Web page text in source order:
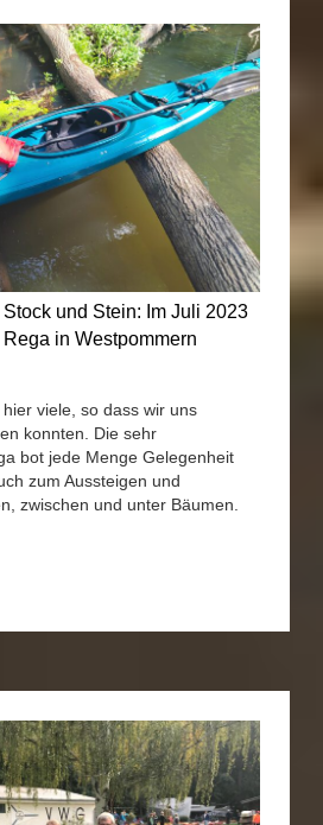
und Stein: Im Juli 2023
in Westpommern
viele, so dass wir uns
konnten. Die sehr
bot jede Menge Gelegenheit
zum Aussteigen und
zwischen und unter Bäumen.